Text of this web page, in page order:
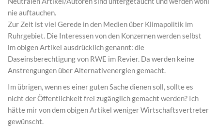
nie auftauchen.
Zur Zeit ist viel Gerede in den Medien über Klimapolitik im
Ruhrgebiet. Die Interessen von den Konzernen werden selbst
im obigen Artikel ausdrücklich genannt: die
Daseinsberechtigung von RWE im Revier. Da werden keine
Anstrengungen über Alternativenergien gemacht.
Im übrigen, wenn es einer guten Sache dienen soll, sollte es
nicht der Öffentlichkeit frei zugänglich gemacht werden? Ich
hätte mir von dem obigen Artikel weniger Wirtschaftsvertreter
gewünscht.